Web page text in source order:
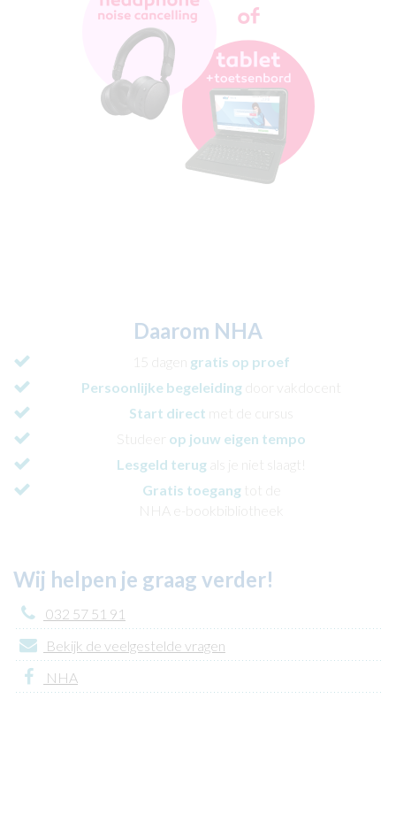
Daarom NHA
15 dagen gratis op proef
Persoonlijke begeleiding door vakdocent
Start direct met de cursus
Studeer op jouw eigen tempo
Lesgeld terug als je niet slaagt!
Gratis toegangtot de
NHA e-bookbibliotheek
Wij helpen je graag verder!
032 57 51 91
Bekijk de veelgestelde vragen
NHA